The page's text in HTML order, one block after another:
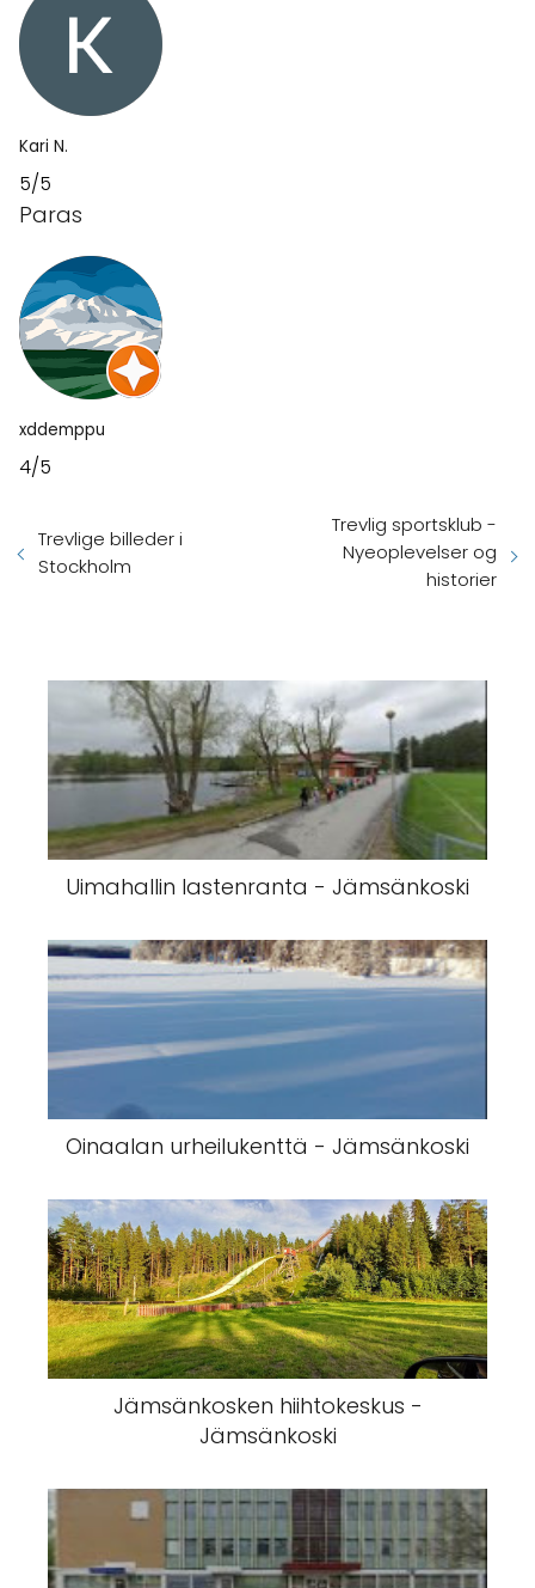
Kari N.
5/5
Paras
xddemppu
4/5
Trevlige billeder i
Stockholm
Trevlig sportsklub -
Nyeoplevelser og
historier
Uimahallin lastenranta - Jämsänkoski
Oinaalan urheilukenttä - Jämsänkoski
Jämsänkosken hiihtokeskus -
Jämsänkoski